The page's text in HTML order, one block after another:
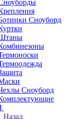
Сноуборд
Сноуборд
Назад